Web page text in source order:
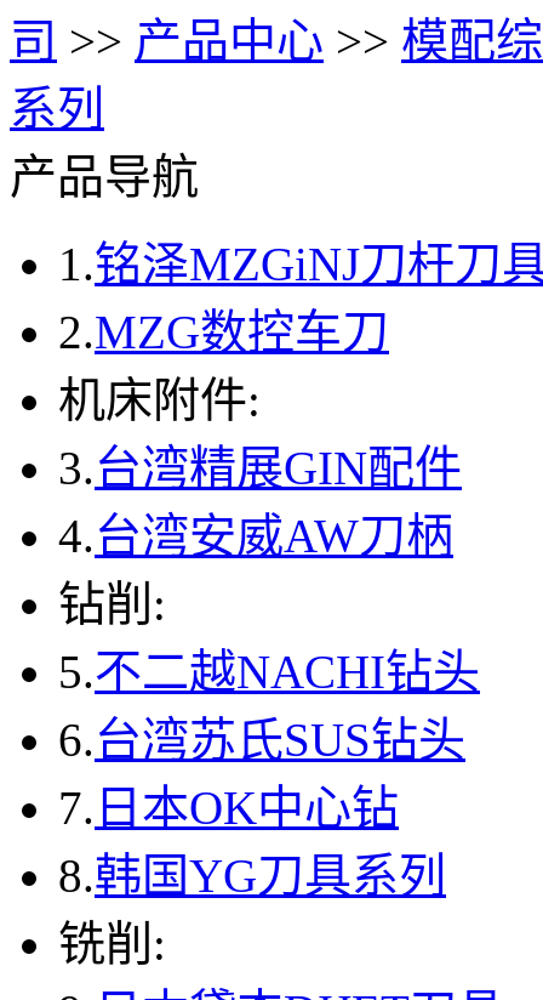
司 >> 产品中心 >> 模配
系列
产品导航
1.铭泽MZGiNJ刀杆刀
2.MZG数控车刀
机床附件:
3.台湾精展GIN配件
4.台湾安威AW刀柄
钻削:
5.不二越NACHI钻头
6.台湾苏氏SUS钻头
7. 日本OK中心钻
8.韩国YG刀具系列
铣削: